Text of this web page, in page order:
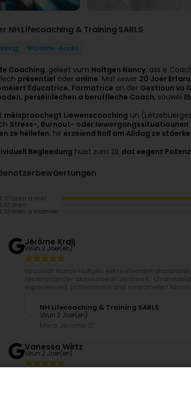
NH Lifecoaching & Training SARLS
Online-Accès
Coaching, geleet vum Holtgen Nancy, ass e
présentiel oder online. Mat iwwer 20 Joer
Educatrice, Formatrice an der Gestioun vu
, perséinlechen a beruffleche Coach, souwéi
méisproochegt Liewenscoaching un
Stress-, Burnout- oder Iwwergangssituatiounen
ze hëllefen, hir erzéiend Roll am Alldag ze
Begleedung huet zum Zil, dat eegent
Stären a méi
Stären
Stären a manner
Jérôme Kralj
Virun 2 Joer(en)
La coach Nancy Holtgen est réellement
recommander absolument! Jérôme K.
experienced, professional and empathetic!
NH Lifecoaching & Training SARLS
Virun 2 Joer(en)
Merci Jerome 👏
Vanessa Wirtz
Virun 2 Joer(en)